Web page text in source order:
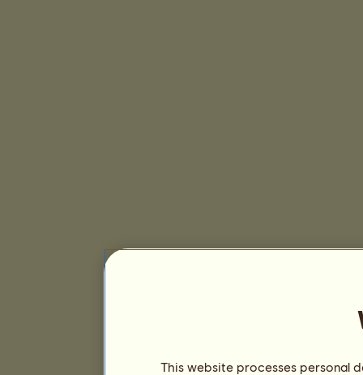
This website processes personal